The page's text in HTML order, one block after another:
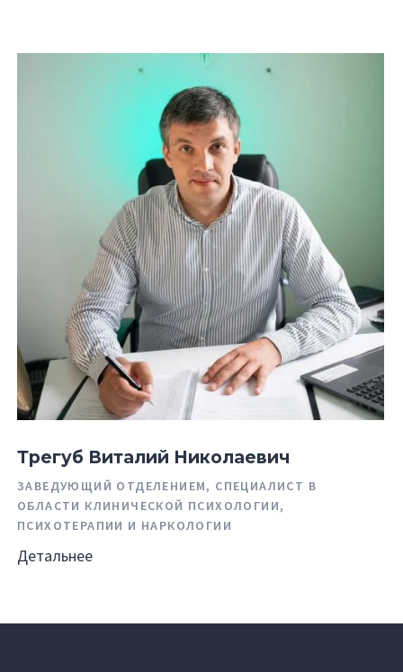
Трегуб Виталий Николаевич
ЗАВЕДУЮЩИЙ ОТДЕЛЕНИЕМ, СПЕЦИАЛИСТ В
ОБЛАСТИ КЛИНИЧЕСКОЙ ПСИХОЛОГИИ,
ПСИХОТЕРАПИИ И НАРКОЛОГИИ
Детальнее